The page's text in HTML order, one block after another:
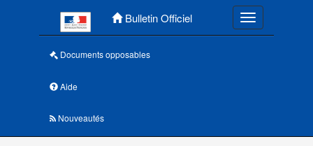
Bulletin Officiel Toggle
Documents opposables
Aide
Nouveautés